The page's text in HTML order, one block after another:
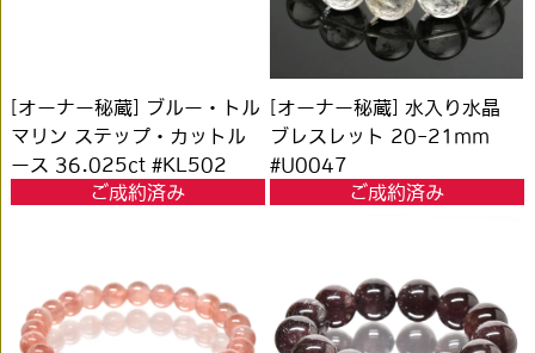
[オーナー秘蔵] ブルー・トル
マリン ステップ・カットル
ース 36.025ct #KL502
ご成約済み
[オーナー秘蔵] 水入り水晶
ブレスレット 20-21mm
#U0047
ご成約済み